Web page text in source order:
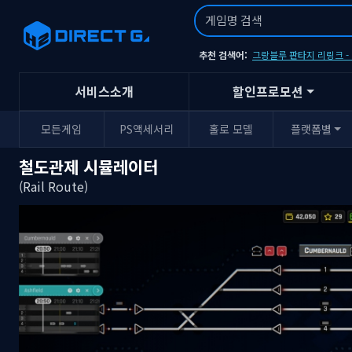
추천 검색어: 그랑블루 판타지 리링크
서비스소개 할인프로모션
모든게임 PS액세서리 홀로 모델 플랫폼별
철도관제 시뮬레이터
(Rail Route)